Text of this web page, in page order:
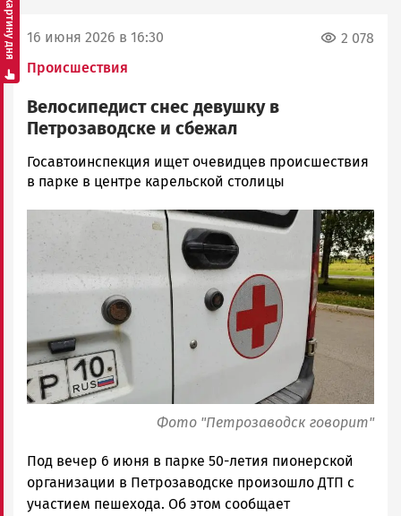
16 июня 2026 в 16:30
Происшествия
2 078
Велосипедист снес девушку в
Петрозаводске и сбежал
Юрий
Каулио
Петрозаводска
и
Карелии
|
Петрозаводск
Госавтоинспекция ищет очевидцев происшествия
в парке в центре карельской столицы
Image
Фото "Петрозаводск говорит"
Под вечер 6 июня в парке 50-летия пионерской
организации в Петрозаводске произошло ДТП с
участием пешехода. Об этом сообщает